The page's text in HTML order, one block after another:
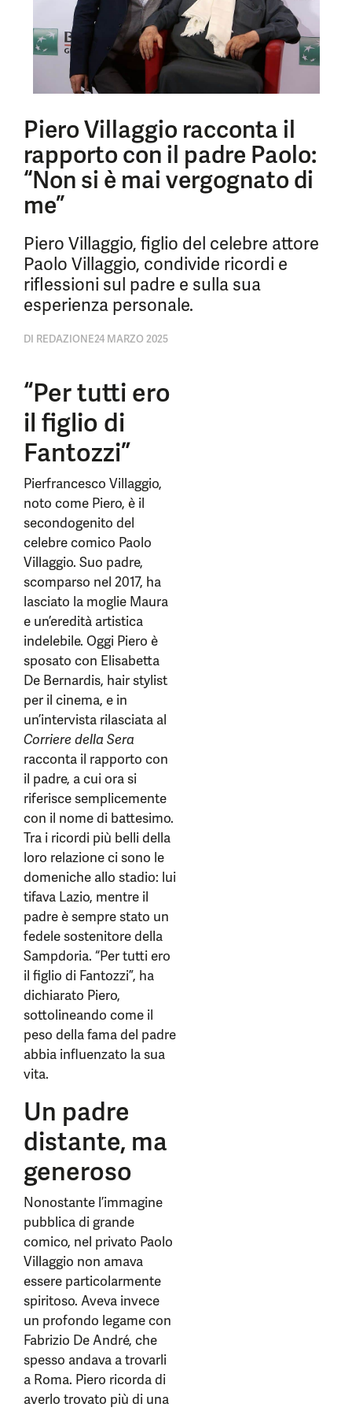
Piero Villaggio racconta il
rapporto con il padre Paolo:
“Non si è mai vergognato di
me”
Piero Villaggio, figlio del celebre attore
Paolo Villaggio, condivide ricordi e
riflessioni sul padre e sulla sua
esperienza personale.
DI REDAZIONE24 MARZO 2025
“Per tutti ero
il figlio di
Fantozzi”
Pierfrancesco Villaggio,
noto come Piero, è il
secondogenito del
celebre comico Paolo
Villaggio. Suo padre,
scomparso nel 2017, ha
lasciato la moglie Maura
e un’eredità artistica
indelebile. Oggi Piero è
sposato con Elisabetta
De Bernardis, hair stylist
per il cinema, e in
un’intervista rilasciata al
Corriere della Sera
racconta il rapporto con
il padre, a cui ora si
riferisce semplicemente
con il nome di battesimo.
Tra i ricordi più belli della
loro relazione ci sono le
domeniche allo stadio: lui
tifava Lazio, mentre il
padre è sempre stato un
fedele sostenitore della
Sampdoria. “Per tutti ero
il figlio di Fantozzi”, ha
dichiarato Piero,
sottolineando come il
peso della fama del padre
abbia influenzato la sua
vita.
Un padre
distante, ma
generoso
Nonostante l’immagine
pubblica di grande
comico, nel privato Paolo
Villaggio non amava
essere particolarmente
spiritoso. Aveva invece
un profondo legame con
Fabrizio De André, che
spesso andava a trovarli
a Roma. Piero ricorda di
averlo trovato più di una